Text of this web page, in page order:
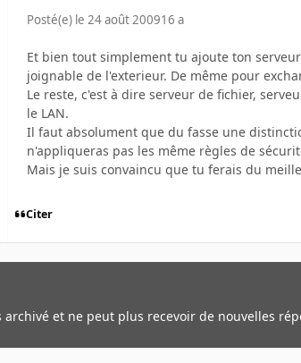
Posté(e) le 24 août 200916 a
Et bien tout simplement tu ajoute ton
joignable de l'exterieur. De même pour
Le reste, c'est à dire serveur de fichier,
le LAN.
Il faut absolument que du fasse une
n'appliqueras pas les même règles de
Mais je suis convaincu que tu ferais du
Citer
archivé et ne peut plus recevoir de nouvelles